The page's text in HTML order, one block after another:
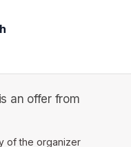
an offer from
tab)
of the organizer